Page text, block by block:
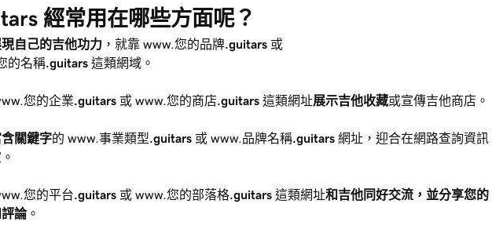
經常用在哪些方面呢？
自己的吉他功力 ，就靠 www.您的品牌.guitars 或
的名稱.guitars 這類網域。
您的企業.guitars 或 www.您的商店.guitars 這類網址展示吉他收藏或宣傳吉他商店。
關鍵字的 www.事業類型.guitars 或 www.品牌名稱.guitars 網址，迎合在網路查詢資訊
您的平台.guitars 或 www.您的部落格.guitars 這類網址和吉他同好交流，並分享您的
論。